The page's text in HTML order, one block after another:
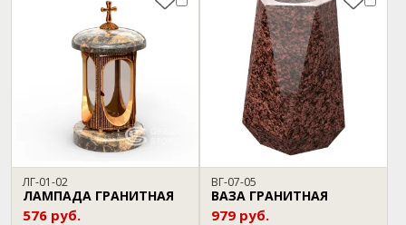
ЛГ-01-02
ЛАМПАДА ГРАНИТНАЯ
576 руб.
ВГ-07-05
ВАЗА ГРАНИТНАЯ
979 руб.